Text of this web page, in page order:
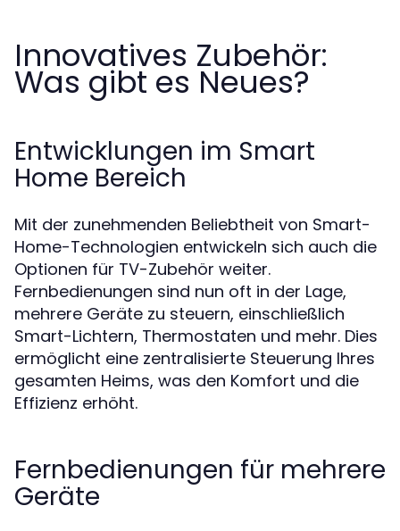
Innovatives Zubehör:
Was gibt es Neues?
Entwicklungen im Smart
Home Bereich
Mit der zunehmenden Beliebtheit von Smart-
Home-Technologien entwickeln sich auch die
Optionen für TV-Zubehör weiter.
Fernbedienungen sind nun oft in der Lage,
mehrere Geräte zu steuern, einschließlich
Smart-Lichtern, Thermostaten und mehr. Dies
ermöglicht eine zentralisierte Steuerung Ihres
gesamten Heims, was den Komfort und die
Effizienz erhöht.
Fernbedienungen für mehrere
Geräte